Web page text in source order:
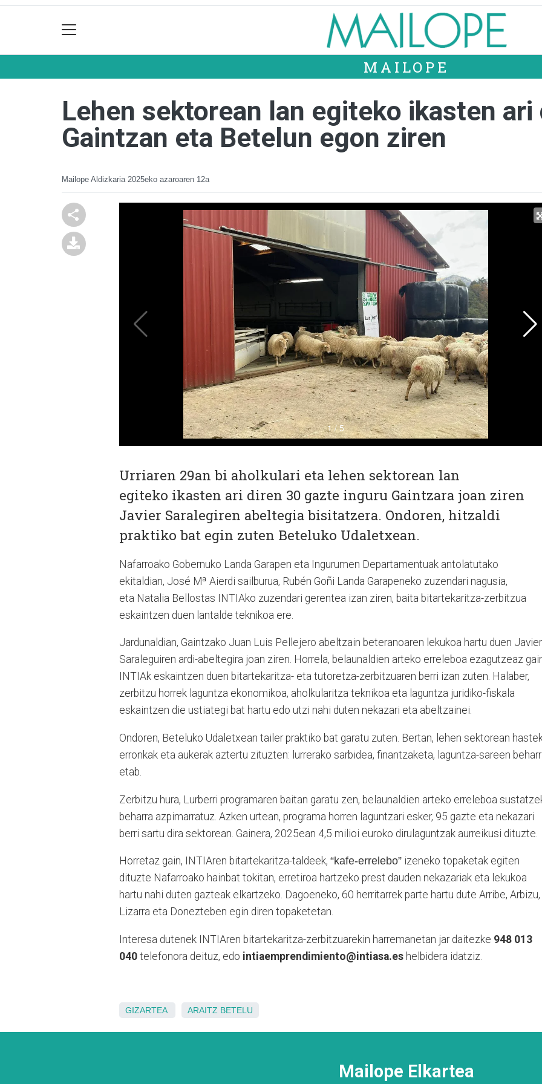
MAILOPE
Lehen sektorean lan egiteko ikasten
Gaintzan eta Betelun egon ziren
Mailope Aldizkaria 2025eko azaroaren 12a
Urriaren 29an bi aholkulari eta lehen sektorean lan
egiteko ikasten ari diren 30 gazte inguru Gaintzara joan ziren
Javier Saralegiren abeltegia bisitatzera. Ondoren, hitzaldi
praktiko bat egin zuten Beteluko Udaletxean.
Nafarroako Gobernuko Landa Garapen eta Ingurumen Departamentuak antolatutako
ekitaldian, José Mª Aierdi sailburua, Rubén Goñi Landa Garapeneko zuzendari nagusia,
eta Natalia Bellostas INTIAko zuzendari gerentea izan ziren, baita bitartekaritza-zerbitzua
eskaintzen duen lantalde teknikoa ere.
Jardunaldian, Gaintzako Juan Luis Pellejero abeltzain beteranoaren lekukoa hartu duen Javier
Saraleguiren ardi-abeltegira joan ziren. Horrela, belaunaldien arteko erreleboa ezagutzeaz
INTIAk eskaintzen duen bitartekaritza- eta tutoretza-zerbitzuaren berri izan zuten. Halaber,
zerbitzu horrek laguntza ekonomikoa, aholkularitza teknikoa eta laguntza juridiko-fiskala
eskaintzen die ustiategi bat hartu edo utzi nahi duten nekazari eta abeltzainei.
Ondoren, Beteluko Udaletxean tailer praktiko bat garatu zuten. Bertan, lehen sektorean
erronkak eta aukerak aztertu zituzten: lurrerako sarbidea, finantzaketa, laguntza-sareen
etab.
Zerbitzu hura, Lurberri programaren baitan garatu zen, belaunaldien arteko erreleboa
beharra azpimarratuz. Azken urtean, programa horren laguntzari esker, 95 gazte eta nekazari
berri sartu dira sektorean. Gainera, 2025ean 4,5 milioi euroko dirulaguntzak aurreikusi dituzte.
Horretaz gain, INTIAren bitartekaritza-taldeek, “kafe-errelebo” izeneko topaketak egiten
dituzte Nafarroako hainbat tokitan, erretiroa hartzeko prest dauden nekazariak eta lekukoa
hartu nahi duten gazteak elkartzeko. Dagoeneko, 60 herritarrek parte hartu dute Arribe, Arbizu,
Lizarra eta Donezteben egin diren topaketetan.
Interesa dutenek INTIAren bitartekaritza-zerbitzuarekin harremanetan jar daitezke 948 013
040 telefonora deituz, edo intiaemprendimiento@intiasa.es helbidera idatziz.
GIZARTEA ARAITZ BETELU
Mailope Elkartea